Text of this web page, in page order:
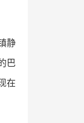
静
巴
在